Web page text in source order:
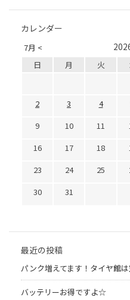
カレンダー
7月 <
日 月 火
2
3 4
9
10 11
16
17 18
23
24 25
30
31
最近の投稿
パンク増えてます！タイヤ館
バッテリーお得ですよ☆